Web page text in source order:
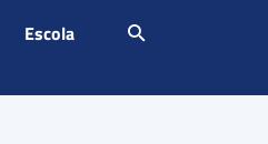
Escola